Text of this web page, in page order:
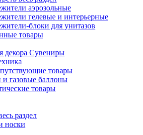
аэрозольные
гелевые и интерьерные
блоки для унитазов
товары
декора Сувениры
товары
и газовые баллоны
товары
раздел
носки